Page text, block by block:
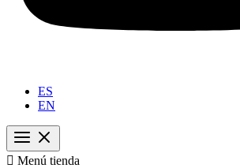
ES
EN
 Menú tienda